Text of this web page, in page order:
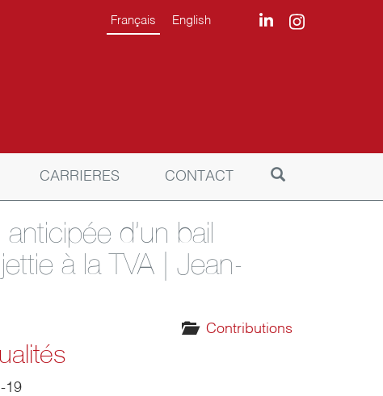
Français English
CARRIERES CONTACT
d’un bail
à la TVA | Jean-
Contributions
19